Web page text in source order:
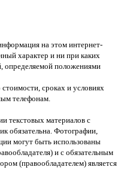
на этом интернет-
характер и ни при каких
определяемой положениями
сроках и условиях
телефонам.
текстовых материалов с
обязательна. Фотографии,
могут быть использованы
и с обязательным
(правообладателем) является